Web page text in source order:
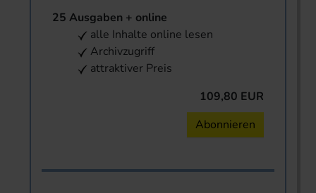
25 Ausgaben + online
alle Inhalte online lesen
Archivzugriff
attraktiver Preis
109,80 EUR
Abonnieren